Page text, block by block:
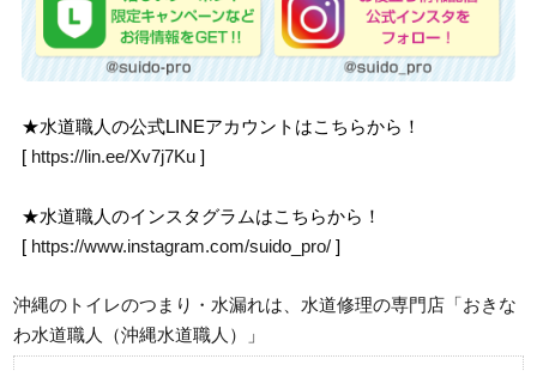
★水道職人の公式LINEアカウントはこちらから！
[ https://lin.ee/Xv7j7Ku ]
★水道職人のインスタグラムはこちらから！
[ https://www.instagram.com/suido_pro/ ]
沖縄のトイレのつまり・水漏れは、水道修理の専門店「おきな
わ水道職人（沖縄水道職人）」